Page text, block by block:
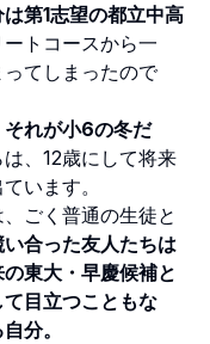
第1志望の都立中高
トコースから一
てしまったので
それが小6の冬だ
、12歳にして将来
います。
ごく普通の生徒と
合った友人たちは
東大・早慶候補と
目立つこともな
分。